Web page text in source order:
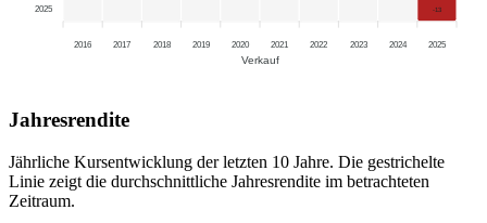
2025 -13
2016 2017 2018 2019 2020 2021 2022 2023 2024 2025
Verkauf
Jahresrendite
Jährliche Kursentwicklung der letzten 10 Jahre. Die gestrichelte
Linie zeigt die durchschnittliche Jahresrendite im betrachteten
Zeitraum.